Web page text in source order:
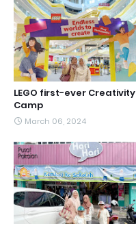
LEGO first-ever Creativity
Camp
March 06, 2024